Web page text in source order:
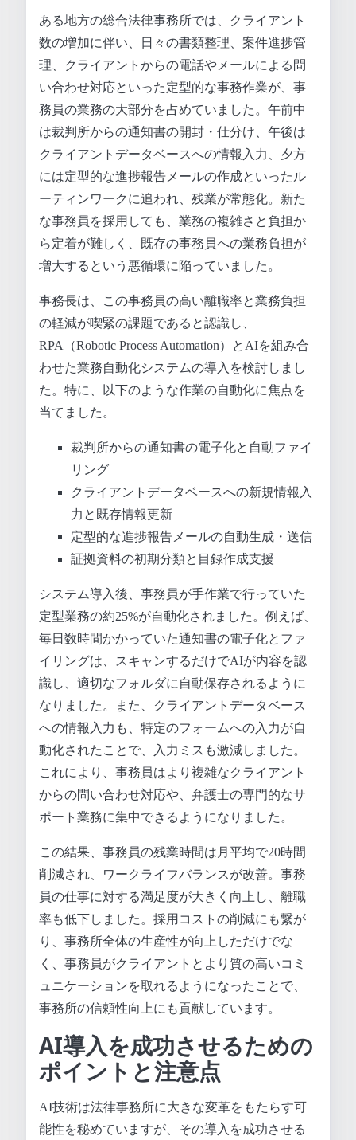
ある地方の総合法律事務所では、クライアント
数の増加に伴い、日々の書類整理、案件進捗管
理、クライアントからの電話やメールによる問
い合わせ対応といった定型的な事務作業が、事
務員の業務の大部分を占めていました。午前中
は裁判所からの通知書の開封・仕分け、午後は
クライアントデータベースへの情報入力、夕方
には定型的な進捗報告メールの作成といったル
ーティンワークに追われ、残業が常態化。新た
な事務員を採用しても、業務の複雑さと負担か
ら定着が難しく、既存の事務員への業務負担が
増大するという悪循環に陥っていました。
事務長は、この事務員の高い離職率と業務負担
の軽減が喫緊の課題であると認識し、
RPA（Robotic Process Automation）とAIを組み合
わせた業務自動化システムの導入を検討しまし
た。特に、以下のような作業の自動化に焦点を
当てました。
裁判所からの通知書の電子化と自動ファイ
リング
クライアントデータベースへの新規情報入
力と既存情報更新
定型的な進捗報告メールの自動生成・送信
証拠資料の初期分類と目録作成支援
システム導入後、事務員が手作業で行っていた
定型業務の約25%が自動化されました。例えば、
毎日数時間かかっていた通知書の電子化とファ
イリングは、スキャンするだけでAIが内容を認
識し、適切なフォルダに自動保存されるように
なりました。また、クライアントデータベース
への情報入力も、特定のフォームへの入力が自
動化されたことで、入力ミスも激減しました。
これにより、事務員はより複雑なクライアント
からの問い合わせ対応や、弁護士の専門的なサ
ポート業務に集中できるようになりました。
この結果、事務員の残業時間は月平均で20時間
削減され、ワークライフバランスが改善。事務
員の仕事に対する満足度が大きく向上し、離職
率も低下しました。採用コストの削減にも繋が
り、事務所全体の生産性が向上しただけでな
く、事務員がクライアントとより質の高いコミ
ュニケーションを取れるようになったことで、
事務所の信頼性向上にも貢献しています。
AI導入を成功させるための
ポイントと注意点
AI技術は法律事務所に大きな変革をもたらす可
能性を秘めていますが、その導入を成功させる